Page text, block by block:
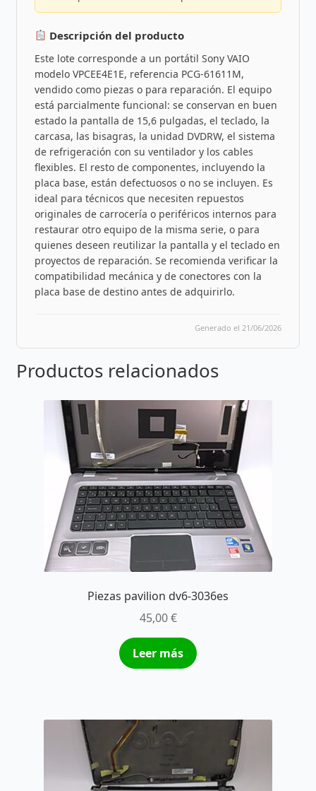
Descripción del producto
Este lote corresponde a un portátil Sony VAIO
modelo VPCEE4E1E, referencia PCG-61611M,
vendido como piezas o para reparación. El equipo
está parcialmente funcional: se conservan en buen
estado la pantalla de 15,6 pulgadas, el teclado, la
carcasa, las bisagras, la unidad DVDRW, el sistema
de refrigeración con su ventilador y los cables
flexibles. El resto de componentes, incluyendo la
placa base, están defectuosos o no se incluyen. Es
ideal para técnicos que necesiten repuestos
originales de carrocería o periféricos internos para
restaurar otro equipo de la misma serie, o para
quienes deseen reutilizar la pantalla y el teclado en
proyectos de reparación. Se recomienda verificar la
compatibilidad mecánica y de conectores con la
placa base de destino antes de adquirirlo.
Generado el 21/06/2026
Productos relacionados
Piezas pavilion dv6-3036es
45,00€
Leer más